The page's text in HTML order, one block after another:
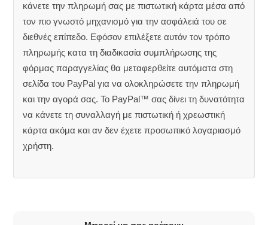
κάνετε την πληρωμή σας με πιστωτική κάρτα μέσα από
τον πιο γνωστό μηχανισμό για την ασφάλειά του σε
διεθνές επίπεδο. Εφόσον επιλέξετε αυτόν τον τρόπο
πληρωμής κατα τη διαδικασία συμπλήρωσης της
φόρμας παραγγελίας θα μεταφερθείτε αυτόματα στη
σελίδα του PayPal για να ολοκληρώσετε την πληρωμή
και την αγορά σας. Το PayPal™ σας δίνει τη δυνατότητα
να κάνετε τη συναλλαγή με πιστωτική ή χρεωστική
κάρτα ακόμα και αν δεν έχετε προσωπικό λογαριασμό
χρήστη.